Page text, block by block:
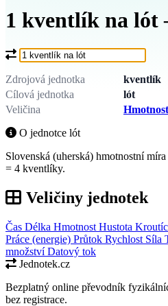
1 kventlík na lót
Co chcete převést?
Zdrojová jednotka
kventlík
Cílová jednotka
lót
Veličina
Hmotnost
O jednotce lót
Slovenská (uherská) hmotnostní
= 4 kventlíky.
Veličiny jednotek
Čas Délka Hmotnost Hustota
Práce (energie) Průtok Rychlost Síla
množstvíDatový tok
Jednotek.cz
Bezplatný online převodník
bez registrace.